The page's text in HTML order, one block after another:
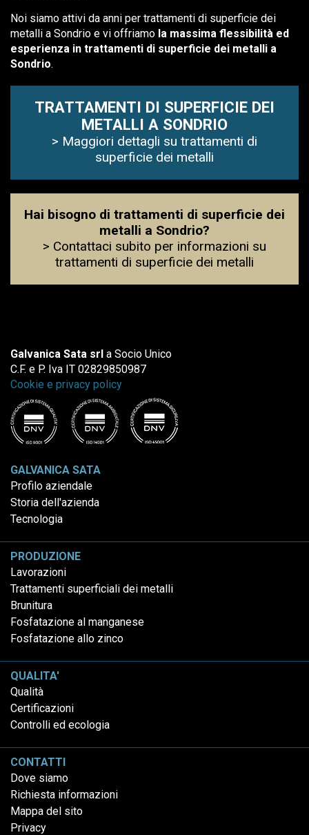
Noi siamo attivi da anni per trattamenti di superficie dei
metalli a Sondrio e vi offriamo la massima flessibilità ed
esperienza in trattamenti di superficie dei metalli a
Sondrio.
TRATTAMENTI DI SUPERFICIE DEI
METALLI A SONDRIO
> Maggiori dettagli su trattamenti di
superficie dei metalli
Hai bisogno di trattamenti di superficie dei
metalli a Sondrio?
> Contattaci subito per informazioni su
trattamenti di superficie dei metalli
Galvanica Sata srl a Socio Unico
C.F. e P. Iva IT 02829850987
Cookie e privacy policy
GALVANICA SATA
Profilo aziendale
Storia dell'azienda
Tecnologia
PRODUZIONE
Lavorazioni
Trattamenti superficiali dei metalli
Brunitura
Fosfatazione al manganese
Fosfatazione allo zinco
QUALITA'
Qualità
Certificazioni
Controlli ed ecologia
CONTATTI
Dove siamo
Richiesta informazioni
Mappa del sito
Privacy